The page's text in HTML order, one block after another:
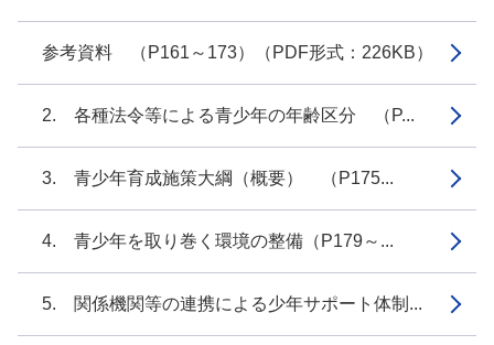
参考資料 （P161～173）（PDF形式：226KB）
2. 各種法令等による青少年の年齢区分 （P...
3. 青少年育成施策大綱（概要） （P175...
4. 青少年を取り巻く環境の整備（P179～...
5. 関係機関等の連携による少年サポート体制...